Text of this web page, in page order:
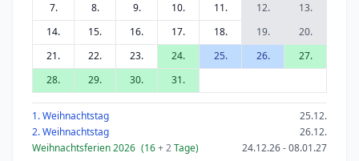
7.
8. 9. 10. 11. 12.
13.
14.
15. 16. 17. 18. 19.
20.
21.
22. 23. 24. 25. 26.
27.
28.
29. 30. 31.
1. Weihnachtstag
25.12.
2. Weihnachtstag
26.12.
Weihnachtsferien 2026 (16+ 2Tage) 24.12.26 - 08.01.27